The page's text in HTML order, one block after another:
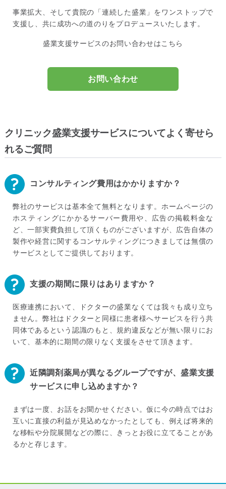
事業拡大、そして貴院の「連続した盛業」をワンストップで
支援し、共に成功への道のりをプロデュースいたします。
盛業支援サービスのお問い合わせはこちら
お問い合わせ
クリニック盛業支援サービスについてよく寄せら
れるご質問
コンサルティング費用はかかりますか？
弊社のサービスは基本全て無料となります。ホームページの
ホスティングにかかるサーバー費用や、広告の掲載料金な
ど、一部実費負担して頂くものがございますが、広告自体の
製作や経営に関するコンサルティングにつきましては無償の
サービスとしてご提供しております。
支援の期間に限りはありますか？
医療連携において、ドクターの盛業なくては我々も成り立ち
ません。弊社はドクターと同様に患者様へサービスを行う共
同体であるという認識のもと、規約違反などが無い限りにお
いて、基本的に期間の限りなく支援をさせて頂きます。
近隣調剤薬局が異なるグループですが、盛業支援
サービスに申し込めますか？
まずは一度、お話をお聞かせください。仮に今の時点ではお
互いに直接の利益が見込めなかったとしても、例えば将来的
な移転や分院展開などの際に、きっとお役に立てることがあ
るかと存じます。